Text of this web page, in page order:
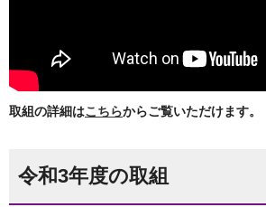
取組の詳細はこちらからご覧いただけます。
令和3年度の取組